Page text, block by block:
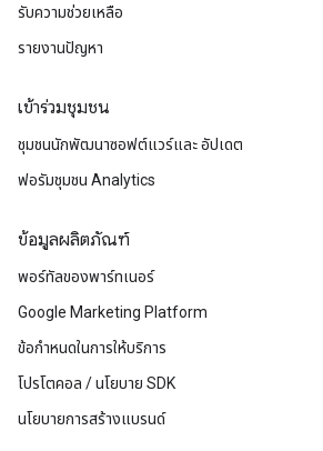
รับความช่วยเหลือ
รายงานปัญหา
เข้าร่วมชุมชน
ชุมชนนักพัฒนาซอฟต์แวร์และ อัปเดต
ฟอรัมชุมชน Analytics
ข้อมูลผลิตภัณฑ์
พอร์ทัลของพาร์ทเนอร์
Google Marketing Platform
ข้อกำหนดในการให้บริการ
โปรโตคอล / นโยบาย SDK
นโยบายการสร้างแบรนด์